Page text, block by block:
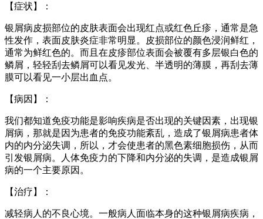
【症状】：
银屑病皮损部位的皮肤表面会出现红点或红色丘疹，通常是急
性发作，表面皮肤炎症非常明显。皮损部位的颜色浸润鲜红，
通常为鲜红色的。而且在皮疹部位表面会被覆有多层银白色的
鳞屑，轻轻刮去鳞屑可以看见发光、半透明的薄膜，再刮去薄
膜可以看见一小层出血点。
【病因】：
我们都知道免疫功能是影响疾病是否出现的关键因素，出现银
屑病，那就是因为患者的免疫功能紊乱，造成了银屑病患者体
内的内分泌失调，所以，才会使患者的黑色素细胞损伤，从而
引发银屑病。人体免疫力的下降和内分泌的失调，是造成银屑
病的一个主要原因。
【治疗】：
减轻病人的不良心境。一般病人面临本身的这种银屑病疾病，